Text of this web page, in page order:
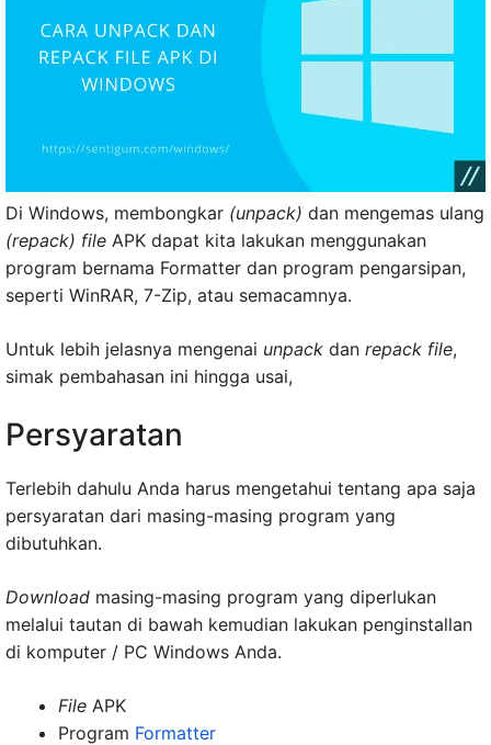
Di Windows, membongkar (unpack) dan mengemas ulang
(repack) file APK dapat kita lakukan menggunakan
program bernama Formatter dan program pengarsipan,
seperti WinRAR, 7-Zip, atau semacamnya.
Untuk lebih jelasnya mengenai unpack dan repack file,
simak pembahasan ini hingga usai,
Persyaratan
Terlebih dahulu Anda harus mengetahui tentang apa saja
persyaratan dari masing-masing program yang
dibutuhkan.
Download masing-masing program yang diperlukan
melalui tautan di bawah kemudian lakukan penginstallan
di komputer / PC Windows Anda.
File APK
Program Formatter